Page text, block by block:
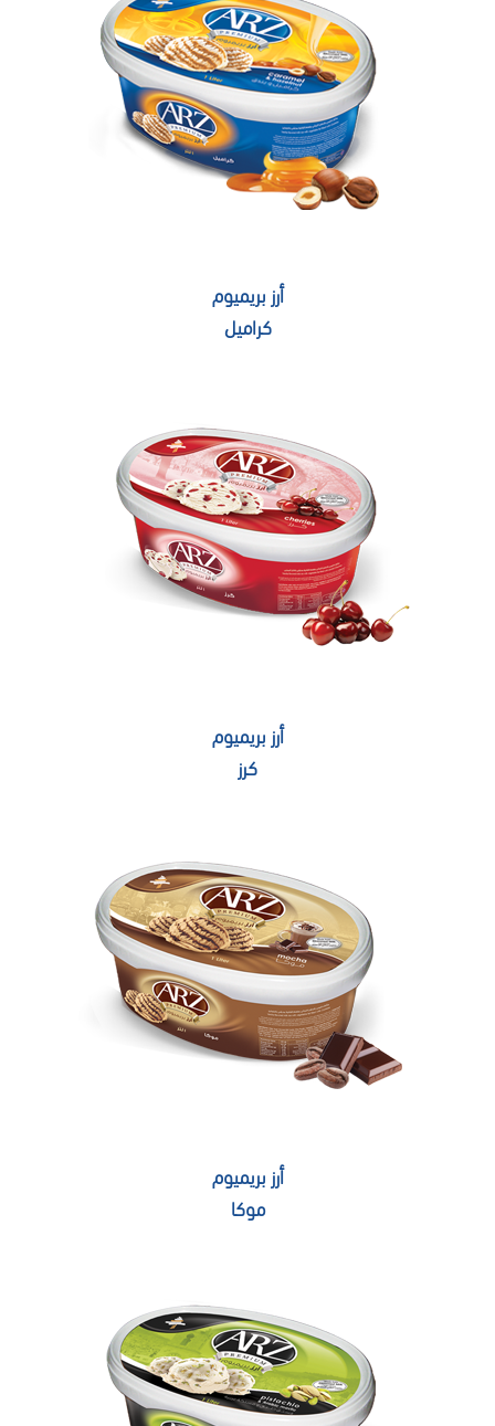
أرز بريميوم
كراميل
أرز بريميوم
كرز
أرز بريميوم
موكا